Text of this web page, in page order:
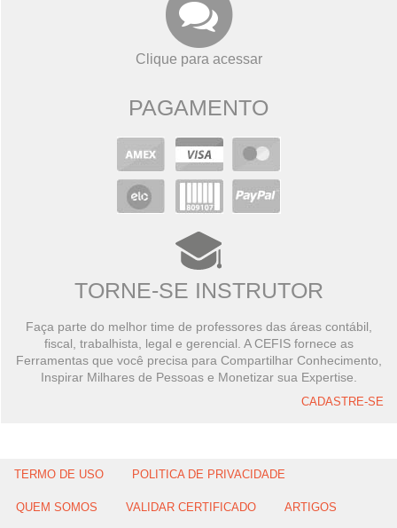
Clique para acessar
PAGAMENTO
TORNE-SE INSTRUTOR
Faça parte do melhor time de professores das áreas contábil,
fiscal, trabalhista, legal e gerencial. A CEFIS fornece as
Ferramentas que você precisa para Compartilhar Conhecimento,
Inspirar Milhares de Pessoas e Monetizar sua Expertise.
CADASTRE-SE
TERMO DE USO POLITICA DE PRIVACIDADE
QUEM SOMOS VALIDAR CERTIFICADO ARTIGOS